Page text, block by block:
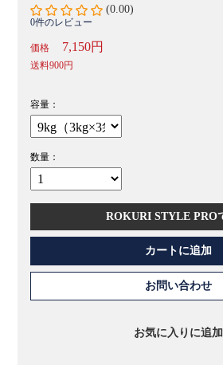
(0.00)
0件のレビュー
価格 7,150円
送料900円
容量：
数量：
ROKURI STYLE PRO
カートに追加
お問い合わせ
お気に入りに追加